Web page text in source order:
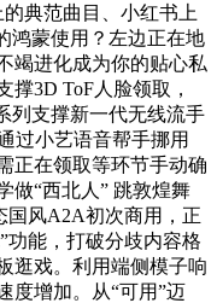
典范曲目、小红书上
鸿蒙使用？左边正在地
竭进化成为你的贴心私
撑3D ToF人脸领取，
列支撑新一代无线流手
过小艺语音帮手挪用
正在领取等环节手动确
做“西北人” 跳敦煌舞
国风A2A初次商用，正
功能，打破分歧内容格
逛戏。利用端侧模子响
度增加。从“可用”迈